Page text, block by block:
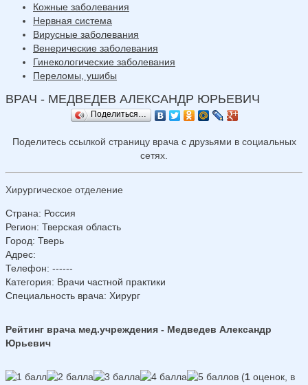
Кожные заболевания
Нервная система
Вирусные заболевания
Венерические заболевания
Гинекологические заболевания
Переломы, ушибы
ВРАЧ - МЕДВЕДЕВ АЛЕКСАНДР ЮРЬЕВИЧ
Поделиться…
Поделитесь ссылкой страницу врача с друзьями в социальных
сетях.
Хирургическое отделение
Страна: Россия
Регион: Тверская область
Город: Тверь
Адрес:
Телефон: ------
Категория: Врачи частной практики
Специальность врача: Хирург
Рейтинг врача мед.учреждения - Медведев Александр
Юрьевич
(1 оценок, в